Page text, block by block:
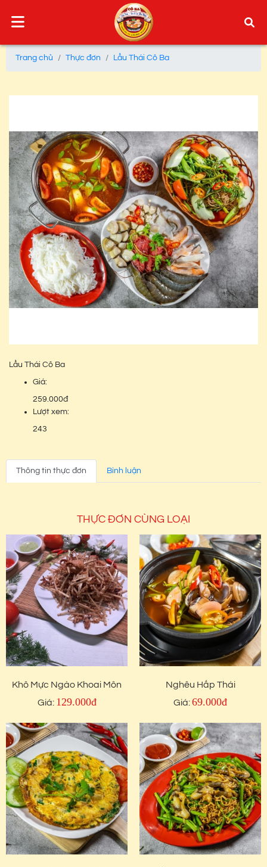
Trang chủ Thực đơn Lẩu Thái Cô Ba
Lẩu Thái Cô Ba
Giá:
259.000đ
Lượt xem:
243
Thông tin thực đơn Bình luận
THỰC ĐƠN CÙNG LOẠI
Khô Mực Ngào Khoai Môn
Giá: 129.000đ
Nghêu Hấp Thái
Giá:69.000đ